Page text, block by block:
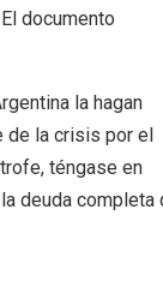
documento
la hagan
de la crisis por el
téngase en
deuda completa